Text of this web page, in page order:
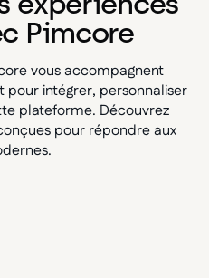
Pimcore
vous accompagnent
intégrer, personnaliser
plateforme. Découvrez
pour répondre aux